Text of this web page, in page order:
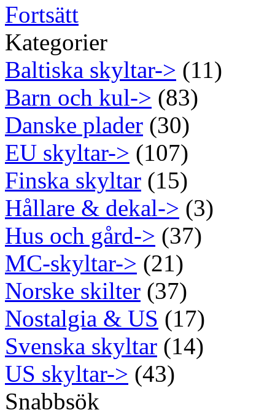
Fortsätt
Kategorier
Baltiska skyltar-> (11)
Barn och kul-> (83)
Danske plader (30)
EU skyltar-> (107)
Finska skyltar (15)
Hållare & dekal-> (3)
Hus och gård-> (37)
MC-skyltar-> (21)
Norske skilter (37)
Nostalgia & US (17)
Svenska skyltar (14)
US skyltar-> (43)
Snabbsök